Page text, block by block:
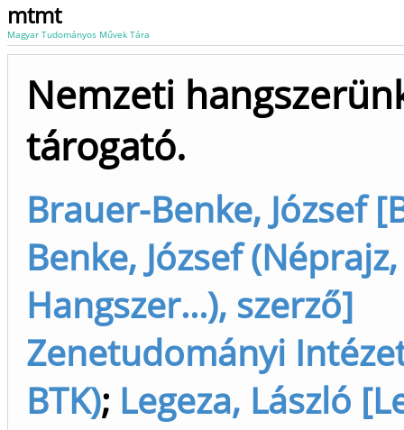
mtmt
Magyar Tudományos Művek Tára
Nemzeti
tárogató.
Brauer-Benke, József
Benke, József (Néprajz,
Hangszer...), szerző]
Zenetudományi
BTK); Legeza, László